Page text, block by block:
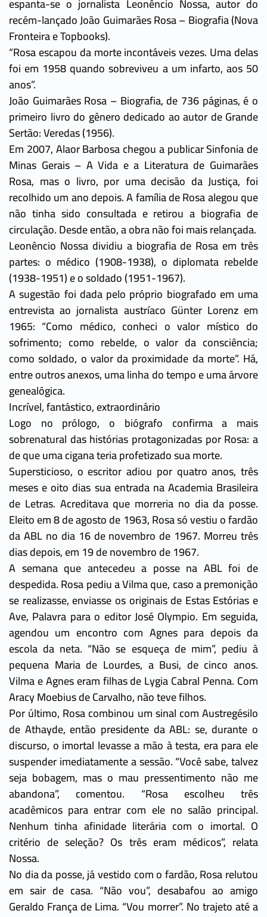
recém-lançado João Guimarães Rosa – Biografia (Nova
Fronteira e Topbooks).
“Rosa escapou da morte incontáveis vezes. Uma delas
foi em 1958 quando sobreviveu a um infarto, aos 50
anos”.
João Guimarães Rosa – Biografia, de 736 páginas, é o
primeiro livro do gênero dedicado ao autor de Grande
Sertão: Veredas (1956).
Em 2007, Alaor Barbosa chegou a publicar Sinfonia de
Minas Gerais – A Vida e a Literatura de Guimarães
Rosa, mas o livro, por uma decisão da Justiça, foi
recolhido um ano depois. A família de Rosa alegou que
não tinha sido consultada e retirou a biografia de
circulação. Desde então, a obra não foi mais relançada.
Leonêncio Nossa dividiu a biografia de Rosa em três
partes: o médico (1908-1938), o diplomata rebelde
(1938-1951) e o soldado (1951-1967).
A sugestão foi dada pelo próprio biografado em uma
entrevista ao jornalista austríaco Günter Lorenz em
1965: “Como médico, conheci o valor místico do
sofrimento; como rebelde, o valor da consciência;
como soldado, o valor da proximidade da morte”. Há,
entre outros anexos, uma linha do tempo e uma árvore
genealógica.
Incrível, fantástico, extraordinário
Logo no prólogo, o biógrafo confirma a mais
sobrenatural das histórias protagonizadas por Rosa: a
de que uma cigana teria profetizado sua morte.
Supersticioso, o escritor adiou por quatro anos, três
meses e oito dias sua entrada na Academia Brasileira
de Letras. Acreditava que morreria no dia da posse.
Eleito em 8 de agosto de 1963, Rosa só vestiu o fardão
da ABL no dia 16 de novembro de 1967. Morreu três
dias depois, em 19 de novembro de 1967.
A semana que antecedeu a posse na ABL foi de
despedida. Rosa pediu a Vilma que, caso a premonição
se realizasse, enviasse os originais de Estas Estórias e
Ave, Palavra para o editor José Olympio. Em seguida,
agendou um encontro com Agnes para depois da
escola da neta. “Não se esqueça de mim”, pediu à
pequena Maria de Lourdes, a Busi, de cinco anos.
Vilma e Agnes eram filhas de Lygia Cabral Penna. Com
Aracy Moebius de Carvalho, não teve filhos.
Por último, Rosa combinou um sinal com Austregésilo
de Athayde, então presidente da ABL: se, durante o
discurso, o imortal levasse a mão à testa, era para ele
suspender imediatamente a sessão. “Você sabe, talvez
seja bobagem, mas o mau pressentimento não me
abandona”, comentou. “Rosa escolheu três
acadêmicos para entrar com ele no salão principal.
Nenhum tinha afinidade literária com o imortal. O
critério de seleção? Os três eram médicos”, relata
Nossa.
No dia da posse, já vestido com o fardão, Rosa relutou
em sair de casa. “Não vou”, desabafou ao amigo
Geraldo França de Lima. “Vou morrer”. No trajeto até a